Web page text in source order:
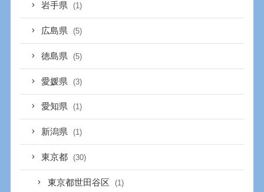
岩手県 (1)
広島県 (5)
徳島県 (5)
愛媛県 (3)
愛知県 (1)
新潟県 (1)
東京都 (30)
東京都世田谷区 (1)